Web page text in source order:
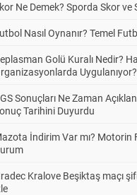
Ne Demek? Sporda Skor ve
Nasıl Oynanır? Temel
Golü Kuralı Nedir?
Uygulanıyor?
Sonuçları Ne Zaman
Tarihini Duyurdu
İndirim Var mı? Motorin
Kralove Beşiktaş maçı